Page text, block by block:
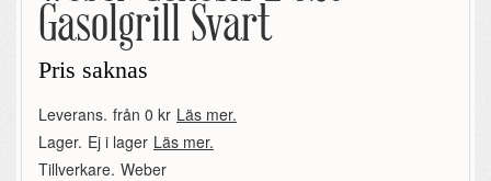
Gasolgrill Svart
Pris saknas
Leverans. från 0 kr Läs mer.
Lager. Ej i lager Läs mer.
Tillverkare. Weber